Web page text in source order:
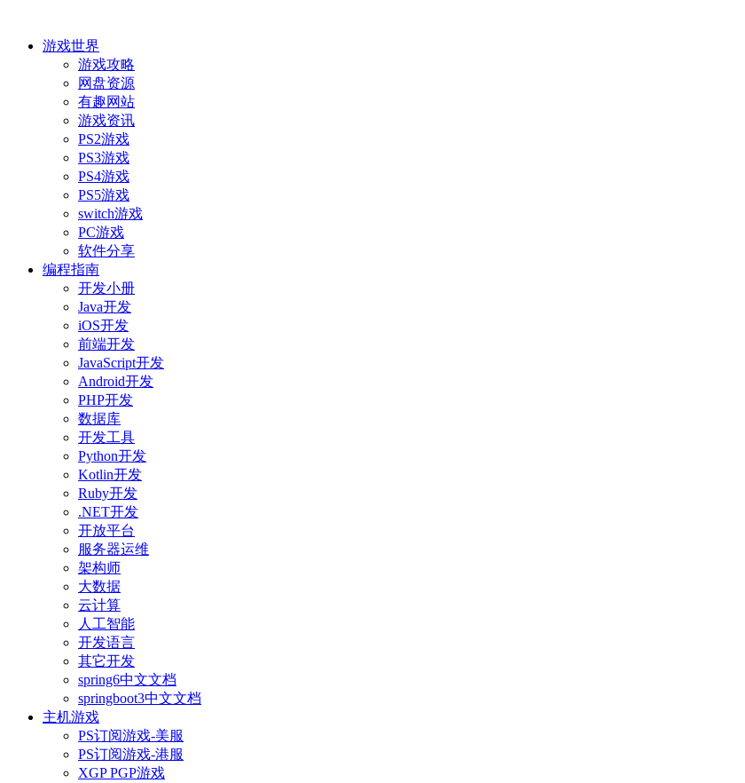
游戏世界
游戏攻略
网盘资源
有趣网站
游戏资讯
PS2游戏
PS3游戏
PS4游戏
PS5游戏
switch游戏
PC游戏
软件分享
编程指南
开发小册
Java开发
iOS开发
前端开发
JavaScript开发
Android开发
PHP开发
数据库
开发工具
Python开发
Kotlin开发
Ruby开发
.NET开发
开放平台
服务器运维
架构师
大数据
云计算
人工智能
开发语言
其它开发
spring6中文文档
springboot3中文文档
主机游戏
PS订阅游戏-美服
PS订阅游戏-港服
XGP PGP游戏